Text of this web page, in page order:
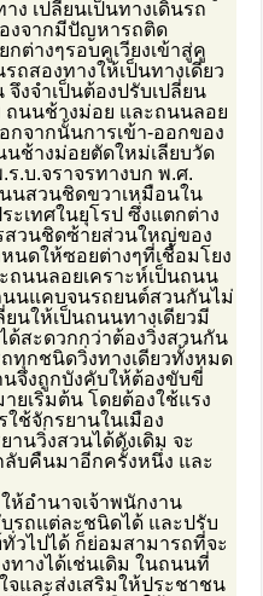
ง เปลี่ยนเป็นทางเดินรถ
องจากมีปัญหารถติด
ต่างๆรอบคูเวียงเข้าสู่คู
ถสองทางให้เป็นทางเดียว
งจำเป็นต้องปรับเปลี่ยน
ถนนช้างม่อย และถนนลอย
กจากนั้นการเข้า-ออกของ
นช้างม่อยตัดใหม่เลียบวัด
.บ.จราจรทางบก พ.ศ.
นนสวนชิดขวาเหมือนใน
ะเทศในยุโรป ซึ่งแตกต่าง
สวนชิดซ้ายส่วนใหญ่ของ
นดให้ซอยต่างๆที่เชื่อมโยง
นนลอยเคราะห์เป็นถนน
นนแคบจนรถยนต์สวนกันไม่
นให้เป็นถนนทางเดียวมี
ด้สะดวกกว่าต้องวิ่งสวนกัน
กชนิดวิ่งทางเดียวทั้งหมด
นจึงถูกบังคับให้ต้องขับขี่
ยเริ่มต้น โดยต้องใช้แรง
ช้จักรยานในเมือง
านวิ่งสวนได้ดังเดิม จะ
ลับคืนมาอีกครั้งหนึ่ง และ
ห้อำนาจเจ้าพนักงาน
รถแต่ละชนิดได้ และปรับ
วไปได้ ก็ย่อมสามารถที่จะ
ทางได้เช่นเดิม ในถนนที่
จและส่งเสริมให้ประชาชน